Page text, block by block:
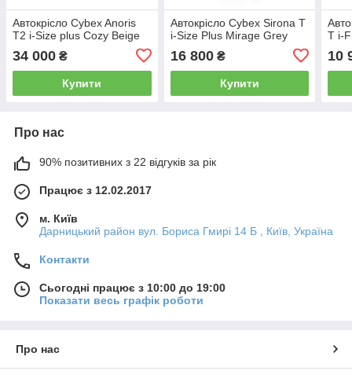
Автокрісло Cybex Anoris
T2 i-Size plus Cozy Beige
34 000 ₴
Купити
Автокрісло Cybex Sirona T
i-Size Plus Mirage Grey
16 800₴
Купити
T i-
10
Про нас
90% позитивних з 22 відгуків за рік
Працює з 12.02.2017
м. Київ
Дарницький район вул. Бориса Гмирі 14 Б , Київ, Україна
Контакти
Сьогодні працює з 10:00 до 19:00
Показати весь графік роботи
Про нас